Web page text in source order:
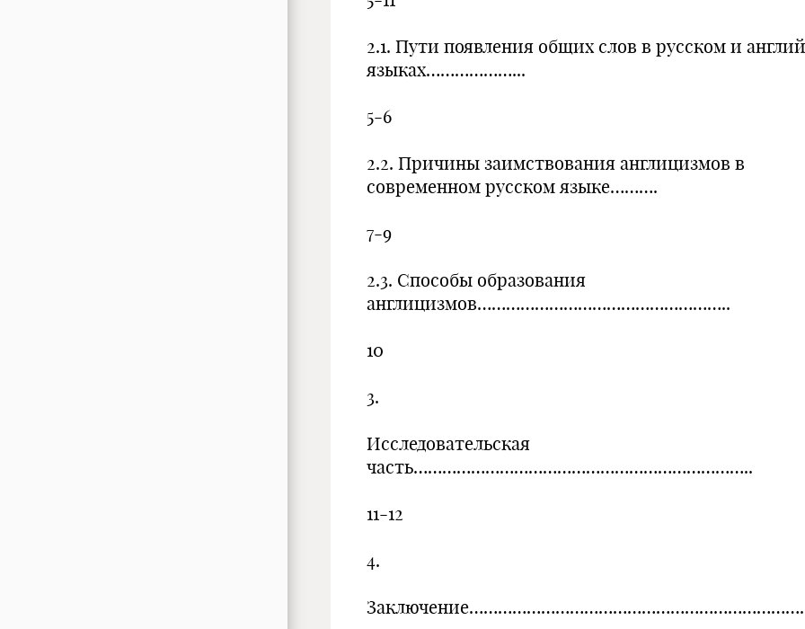
2.1. Пути появления общих слов в русском и
языках………………...
5-6
2.2. Причины заимствования англицизмов в
современном русском языке……….
7-9
2.3. Способы образования
англицизмов……………………………………………..
10
3.
Исследовательская
часть……………………………………………………………..
11-12
4.